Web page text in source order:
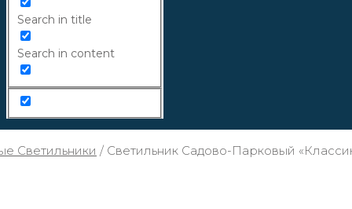
Search in title
Search in content
Светильники / Светильник Садово-Парковый